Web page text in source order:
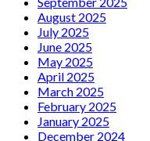
August 2025
July 2025
June 2025
May 2025
April 2025
March 2025
February 2025
January 2025
December 2024